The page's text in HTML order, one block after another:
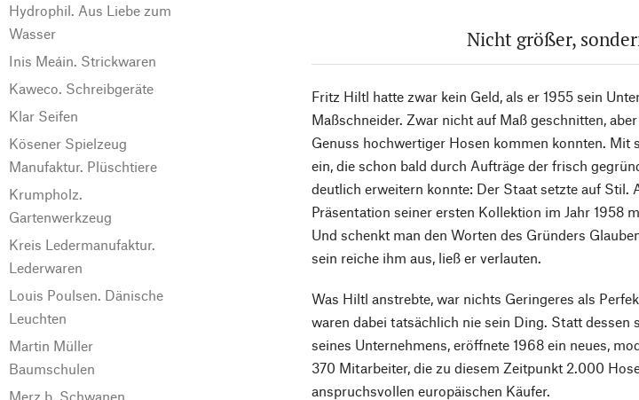
Hydrophil. Aus Liebe zum
Wasser
Inis Meáin. Strickwaren
Kaweco. Schreibgeräte
Klar Seifen
Kösener Spielzeug
Manufaktur. Plüschtiere
Krumpholz.
Gartenwerkzeug
Kreis Ledermanufaktur.
Lederwaren
Louis Poulsen. Dänische
Leuchten
Martin Müller
Baumschulen
Merz b. Schwanen.
Nicht größer,
Fritz Hiltl hatte zwar kein Geld, als er 1955 sein
Maßschneider. Zwar nicht auf Maß geschnitten,
Genuss hochwertiger Hosen kommen konnten. Mit
ein, die schon bald durch Aufträge der frisch
deutlich erweitern konnte: Der Staat setzte auf Stil.
Präsentation seiner ersten Kollektion im Jahr 1958
Und schenkt man den Worten des Gründers
sein reiche ihm aus, ließ er verlauten.
Was Hiltl anstrebte, war nichts Geringeres als
waren dabei tatsächlich nie sein Ding. Statt dessen
seines Unternehmens, eröffnete 1968 ein neues,
370 Mitarbeiter, die zu diesem Zeitpunkt 2.000
anspruchsvollen europäischen Käufer.